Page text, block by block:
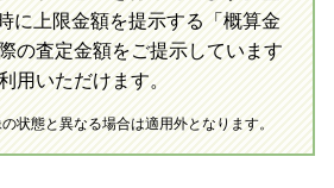
の流れ 写真の撮影方法
査定の流れ 写真の撮影方法
に上限金額を提示する「概算金
の査定金額をご提示しています
用いただけます。
状態と異なる場合は適用外となります。